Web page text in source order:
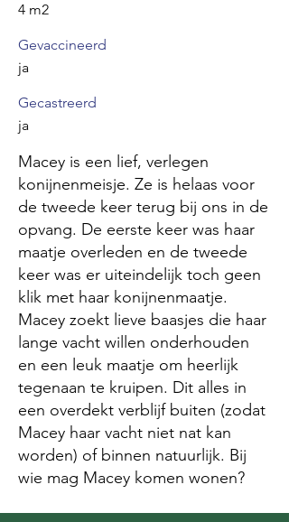
4 m2
Gevaccineerd
ja
Gecastreerd
ja
Macey is een lief, verlegen
konijnenmeisje. Ze is helaas voor
de tweede keer terug bij ons in de
opvang. De eerste keer was haar
maatje overleden en de tweede
keer was er uiteindelijk toch geen
klik met haar konijnenmaatje.
Macey zoekt lieve baasjes die haar
lange vacht willen onderhouden
en een leuk maatje om heerlijk
tegenaan te kruipen. Dit alles in
een overdekt verblijf buiten (zodat
Macey haar vacht niet nat kan
worden) of binnen natuurlijk. Bij
wie mag Macey komen wonen?